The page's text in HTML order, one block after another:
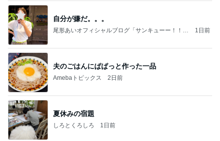
自分が嫌だ。。。
尾形あいオフィシャルブログ「サンキューー！！尾
1日前
夫のごはんにぱぱっと作った一品
Amebaトピックス 2日前
夏休みの宿題
しろとくろしろ 1日前